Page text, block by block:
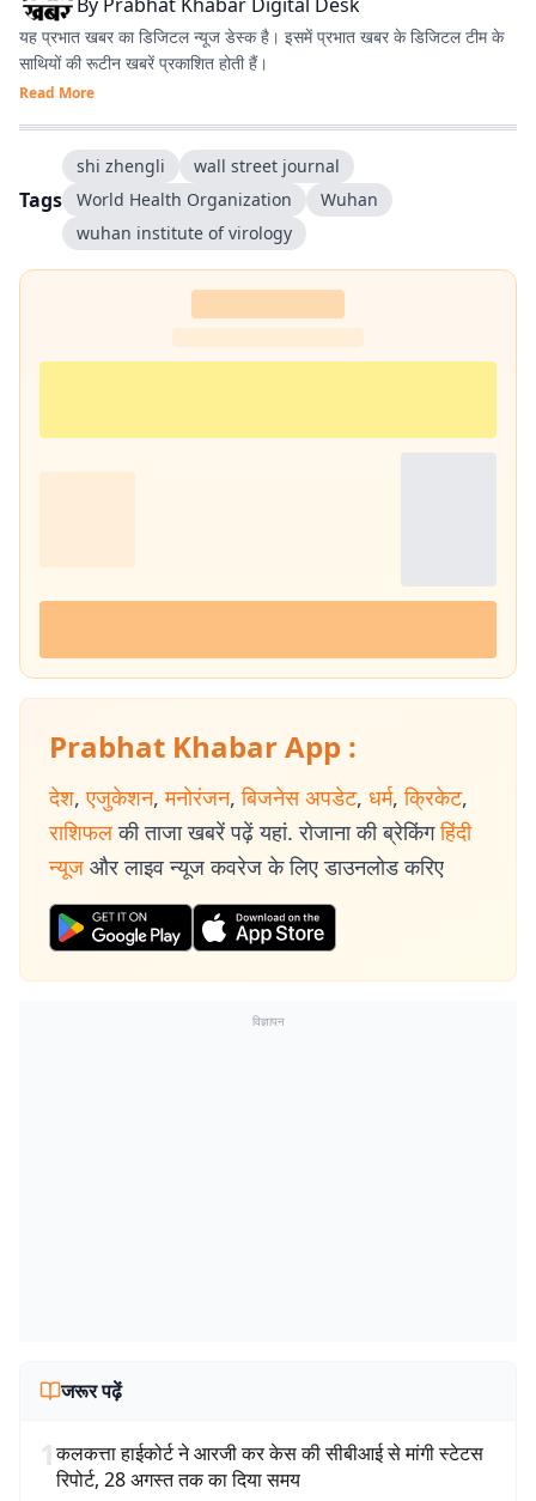
यह प्रभात खबर का डिजिटल न्यूज डेस्क है। इसमें प्रभात खबर के डिजिटल टीम के
साथियों की रूटीन खबरें प्रकाशित होती हैं।
Read More
Tags
shi zhengli
wall street journal
World Health Organization
Wuhan
wuhan institute of virology
Prabhat Khabar App :
देश, एजुकेशन, मनोरंजन, बिजनेस अपडेट, धर्म, क्रिकेट,
राशिफल की ताजा खबरें पढ़ें यहां. रोजाना की ब्रेकिंग हिंदी
न्यूज और लाइव न्यूज कवरेज के लिए डाउनलोड करिए
विज्ञापन
जरूर पढ़ें
1कलकत्ता हाईकोर्ट ने आरजी कर केस की सीबीआई से मांगी स्टेटस
रिपोर्ट, 28 अगस्त तक का दिया समय